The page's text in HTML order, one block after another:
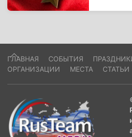
ГЛАВНАЯ СОБЫТИЯ
ОРГАНИЗАЦИИ
МЕСТА СТАТЬИ